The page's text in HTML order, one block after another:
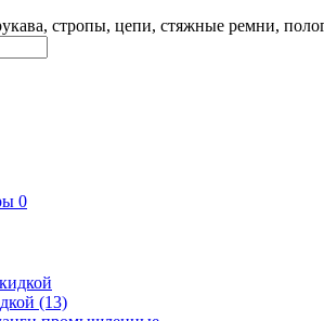
стропы, цепи, стяжные ремни,
0
(13)